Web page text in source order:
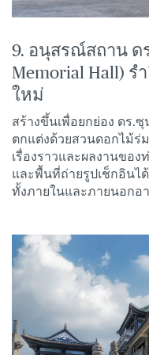
9. อนุสรณ์สถาน ด
Memorial Hall)
ใหม่
สร้างขึ้นเพื่อยกย่อง ดร.
ตกแต่งด้วยสวนดอกไม้ร่
เรื่องราวและผลงานขอ
และพื้นที่ถ่ายรูปเช็กอินไ
ทั้งภายในและภายนอกอ